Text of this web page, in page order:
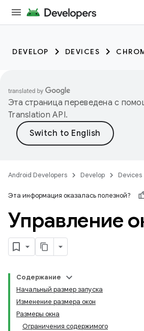
DEVELOP DEVICES
Эта страница переведена с
Translation API.
Android Developers Develop Devices
Эта информация оказалась полезной?
Управление
Содержание
Начальный размер запуска
Изменение размера окон
Размеры окна
Ограничения содержимого